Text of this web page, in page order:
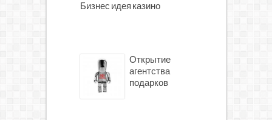
Бизнес идея казино
Открытие
агентства
подарков